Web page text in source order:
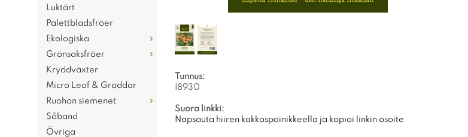
Luktärt
Palettbladsfröer
Ekologiska
Grönsaksfröer
Kryddväxter
Micro Leaf & Groddar
Ruohon siemenet
Såband
Övriga
Tunnus:
I8930
Suora linkki:
Napsauta hiiren kakkospainikkeella ja kopioi linkin osoite